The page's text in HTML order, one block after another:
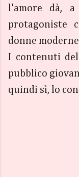
l'amore dà,
protagoniste
donne
I contenuti
pubblico
quindi sì, lo